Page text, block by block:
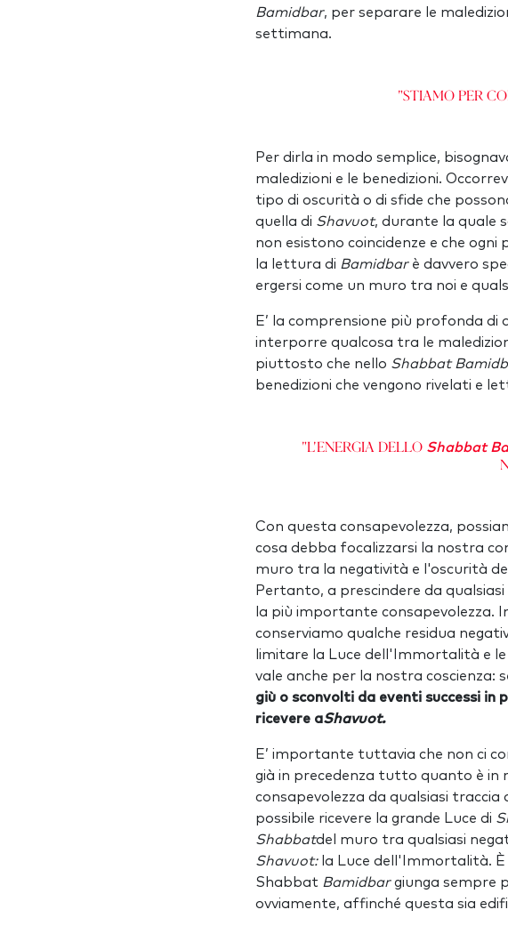
Bamidbar, per separare le
settimana.
"Stiamo per
Per dirla in modo semplice,
maledizioni e le benedizioni.
tipo di oscurità o di sfide che
quella di Shavuot, durante la quale
non esistono coincidenze e che
la lettura di Bamidbar è davvero
ergersi come un muro tra noi e
E’ la comprensione più profonda di
interporre qualcosa tra le
piuttosto che nello Shabbat
benedizioni che vengono rivelati e
"L'energia dello Shabbat
Con questa consapevolezza,
cosa debba focalizzarsi la nostra
muro tra la negatività e l'oscurità
Pertanto, a prescindere da
la più importante consapevolezza.
conserviamo qualche residua
limitare la Luce dell'Immortalità e
vale anche per la nostra coscienza:
giù o sconvolti da eventi successi
ricevere aShavuot.
E’ importante tuttavia che non ci
già in precedenza tutto quanto è
consapevolezza da qualsiasi
possibile ricevere la grande Luce di
Shabbatdel muro tra qualsiasi
Shavuot: la Luce dell'Immortalità.
Shabbat Bamidbargiunga sempre
ovviamente, affinché questa sia